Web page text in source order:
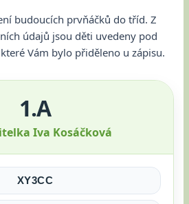
budoucích prvňáčků do tříd. Z
údajů jsou děti uvedeny pod
Vám bylo přiděleno u zápisu.
1.A
Iva Kosáčková
XY3CC